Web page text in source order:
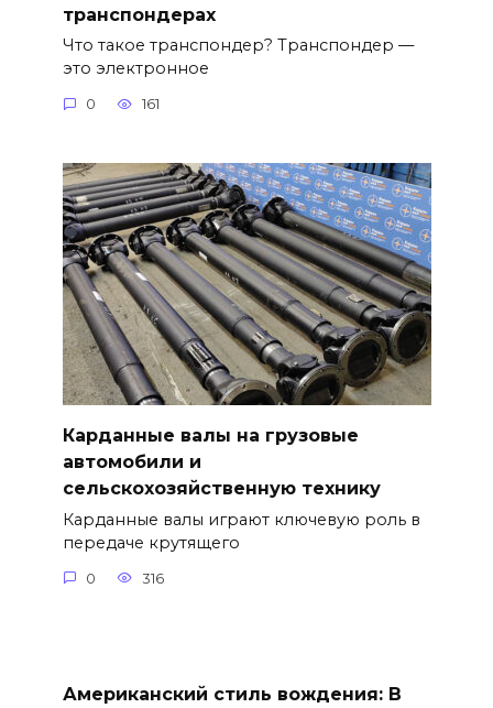
транспондерах
Что такое транспондер? Транспондер —
это электронное
0 161
Карданные валы на грузовые
автомобили и
сельскохозяйственную технику
Карданные валы играют ключевую роль в
передаче крутящего
0 316
Американский стиль вождения: В